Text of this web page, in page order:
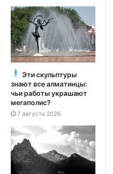
Эти скульптуры
знают все алматинцы:
чьи работы украшают
мегаполис?
7 августа 2026